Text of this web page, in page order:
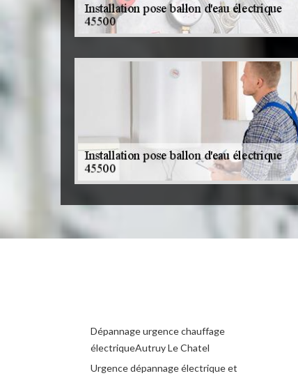
Dépannage urgence chauffage
électriqueAutruy Le Chatel
Urgence dépannage électrique et